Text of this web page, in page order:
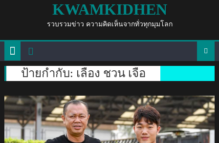
KWAMKIDHEN
รวบรวมข่าว ความคิดเห็นจากทั่วทุกมุมโลก
ป้ายกำกับ: เลือง ชวน เจือ